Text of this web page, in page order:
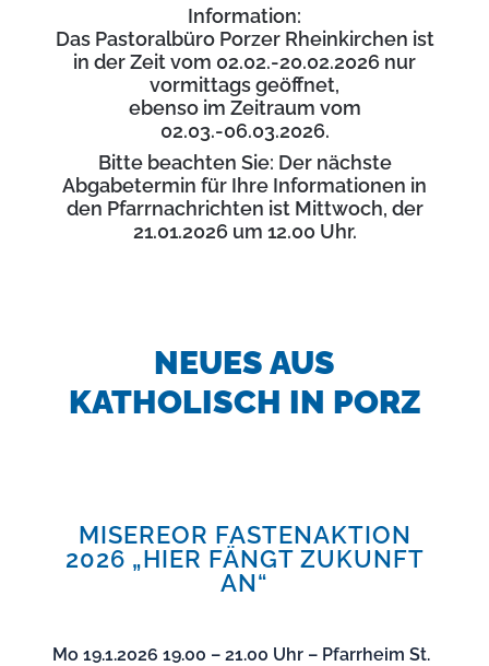
Information:
Das Pastoralbüro Porzer Rheinkirchen ist
in der Zeit vom 02.02.-20.02.2026 nur
vormittags geöffnet,
ebenso im Zeitraum vom
02.03.-06.03.2026.
Bitte beachten Sie: Der nächste
Abgabetermin für Ihre Informationen in
den Pfarrnachrichten ist Mittwoch, der
21.01.2026 um 12.00 Uhr.
NEUES AUS
KATHOLISCH IN PORZ
MISEREOR FASTENAKTION
2026 „HIER FÄNGT ZUKUNFT
AN“
Mo 19.1.2026 19.00 – 21.00 Uhr – Pfarrheim St.